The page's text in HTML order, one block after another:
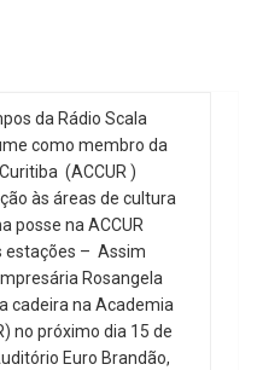
da Rádio Scala
como membro da
(ACCUR )
às áreas de cultura
posse na ACCUR
estações – Assim
Rosangela
cadeira na Academia
no próximo dia 15 de
Euro Brandão,